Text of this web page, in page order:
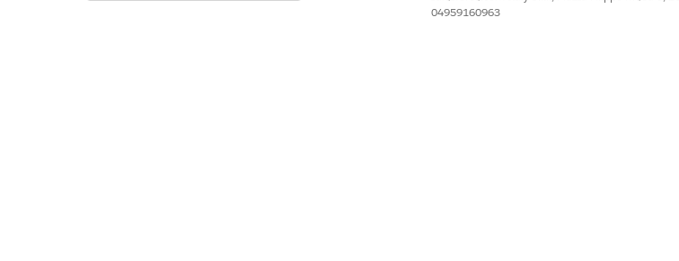
Facci sapere, così possiamo migliorare!04959160963